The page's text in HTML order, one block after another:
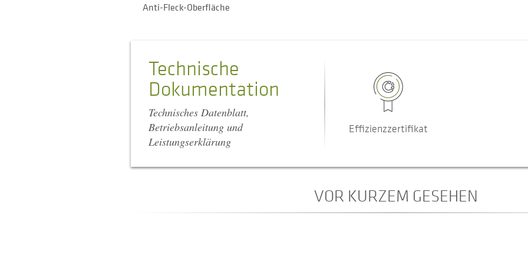
Anti-Fleck-Oberfläche
Technische
Dokumentation
Technisches Datenblatt,
Betriebsanleitung und
Leistungserklärung
Effizienzzertifikat
VOR KURZEM GESEHEN